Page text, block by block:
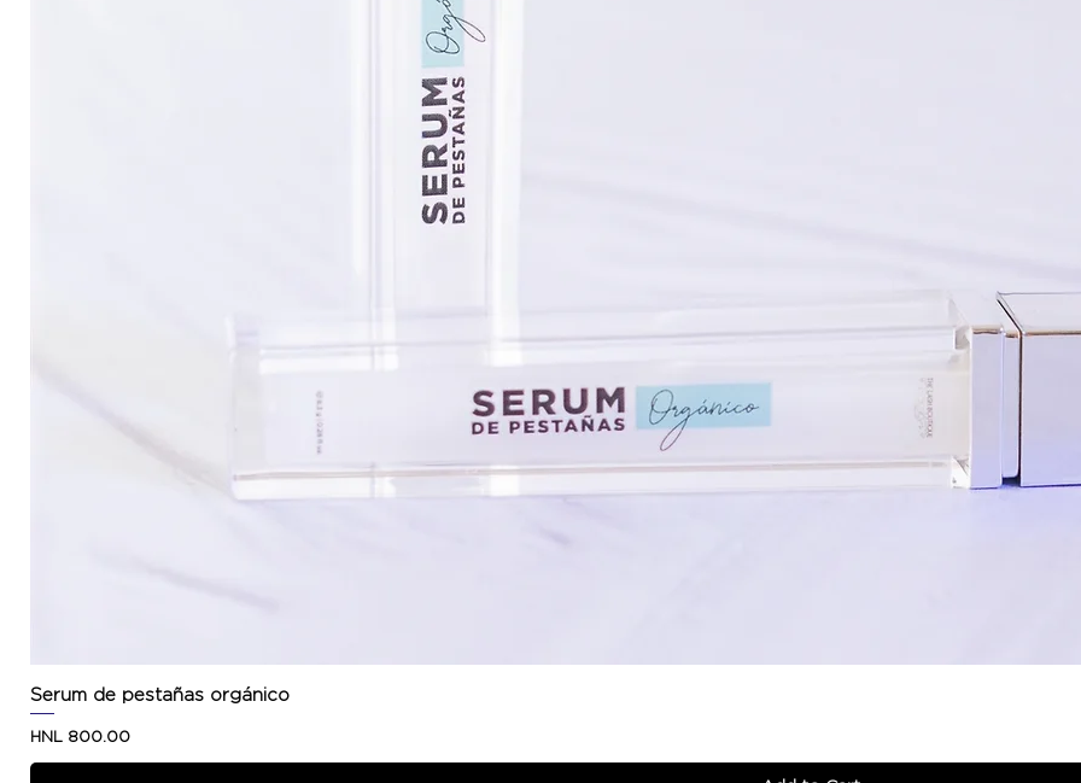
Serum de pestañas orgánico
Price
HNL 800.00